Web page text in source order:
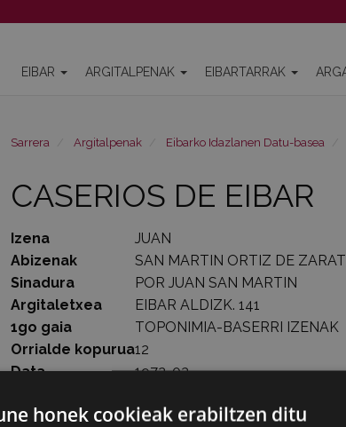
EIBAR ARGITALPENAK EIBARTARRAK
Sarrera Argitalpenak Eibarko Idazlanen Datu-basea
CASERIOS DE EIBAR
Izena
JUAN
Abizenak
SAN MARTIN ORTIZ DE
Sinadura
POR JUAN SAN MARTIN
Argitaletxea
EIBAR ALDIZK. 141
1go gaia
TOPONIMIA-BASERRI IZENAK
Orrialde kopurua12
Data
1972-03-
honek cookieak erabiltzen ditu